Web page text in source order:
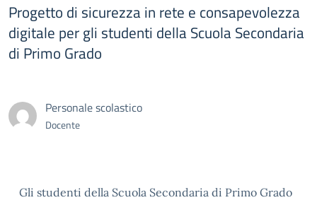
Progetto di sicurezza in rete e consapevolezza
digitale per gli studenti della Scuola Secondaria
di Primo Grado
Personale scolastico
Docente
Gli studenti della Scuola Secondaria di Primo Grado